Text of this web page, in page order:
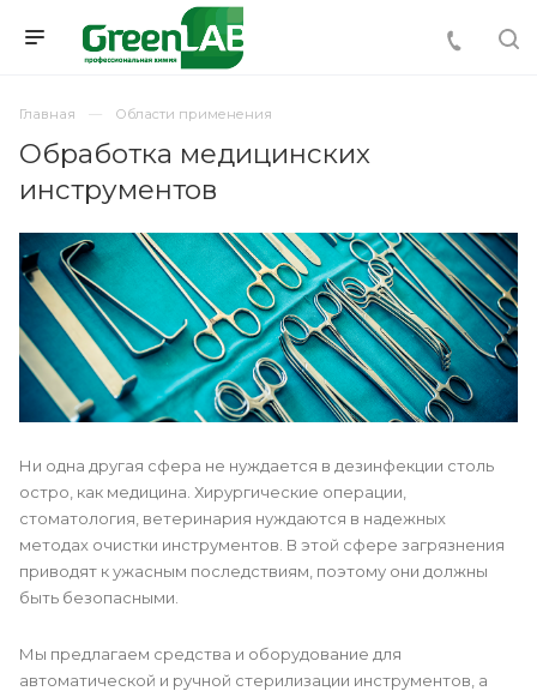
Главная Области применения
Обработка медицинских
инструментов
Ни одна другая сфера не нуждается в дезинфекции столь
остро, как медицина. Хирургические операции,
стоматология, ветеринария нуждаются в надежных
методах очистки инструментов. В этой сфере загрязнения
приводят к ужасным последствиям, поэтому они должны
быть безопасными.
Мы предлагаем средства и оборудование для
автоматической и ручной стерилизации инструментов, а